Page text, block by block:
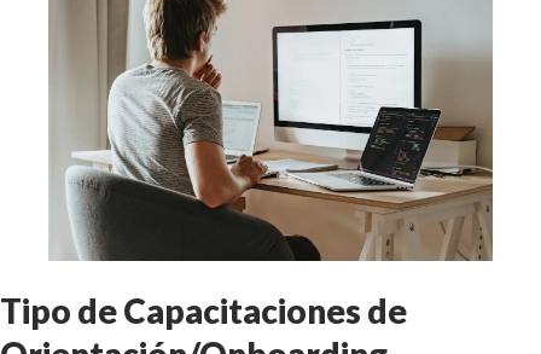
Tipo de Capacitaciones de